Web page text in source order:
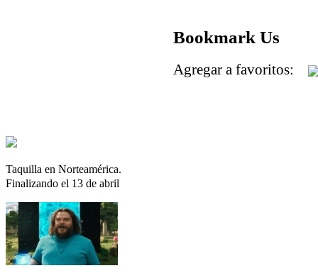
Taquilla en Norteamérica.
Finalizando el 13 de abril
Bookmark Us
Agregar a favoritos: